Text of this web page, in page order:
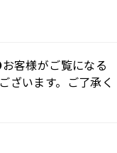
客様がご覧になる
ざいます。ご了承く